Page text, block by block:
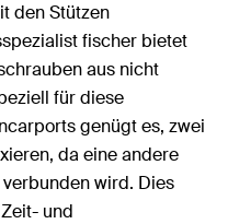
den Stützen
fischer bietet
aus nicht
für diese
genügt es, zwei
da eine andere
wird. Dies
und